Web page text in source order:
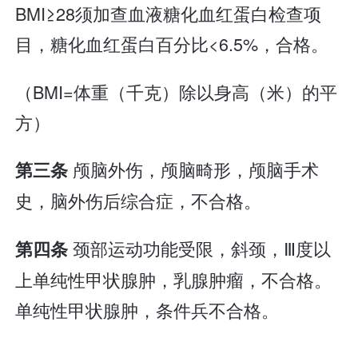
BMI≥28须加查血液糖化血红蛋白检查项
目，糖化血红蛋白百分比<6.5%，合格。
（BMI=体重（千克）除以身高（米）的平
方）
第三条 颅脑外伤，颅脑畸形，颅脑手术
史，脑外伤后综合症，不合格。
第四条颈部运动功能受限，斜颈，Ⅲ度以
上单纯性甲状腺肿，乳腺肿瘤，不合格。
单纯性甲状腺肿，条件兵不合格。